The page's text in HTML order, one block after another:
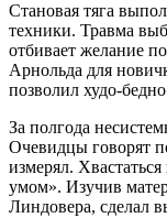
Становая тяга
техники. Травма
отбивает желание
Арнольда для
позволил худо-
За полгода
Очевидцы говорят
измерял.
умом». Изучив
Линдовера, сделал